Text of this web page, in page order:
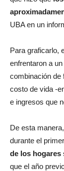
UBA en un
Para graficarlo,
enfrentaron a un
combinación de
costo de vida -
e ingresos que
De esta
durante el
de los hogares
que el año